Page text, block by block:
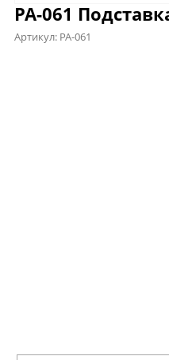
РА-061
Артикул: РА-061